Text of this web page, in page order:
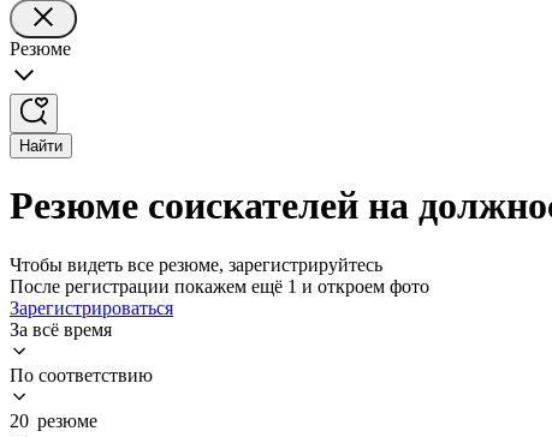
Резюме
Найти
Резюме соискателей на
Чтобы видеть все резюме, зарегистрируйтесь
После регистрации покажем ещё 1 и откроем фото
Зарегистрироваться
За всё время
По соответствию
20 резюме